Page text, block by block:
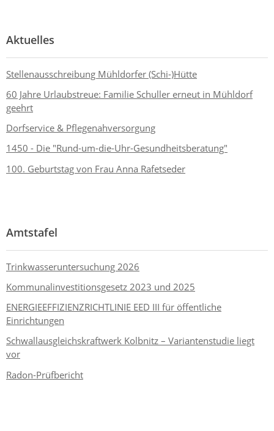
Aktuelles
Stellenausschreibung Mühldorfer (Schi-)Hütte
60 Jahre Urlaubstreue: Familie Schuller erneut in Mühldorf
geehrt
Dorfservice & Pflegenahversorgung
1450 - Die "Rund-um-die-Uhr-Gesundheitsberatung"
100. Geburtstag von Frau Anna Rafetseder
Amtstafel
Trinkwasseruntersuchung 2026
Kommunalinvestitionsgesetz 2023 und 2025
ENERGIEEFFIZIENZRICHTLINIE EED III für öffentliche
Einrichtungen
Schwallausgleichskraftwerk Kolbnitz – Variantenstudie liegt
vor
Radon-Prüfbericht